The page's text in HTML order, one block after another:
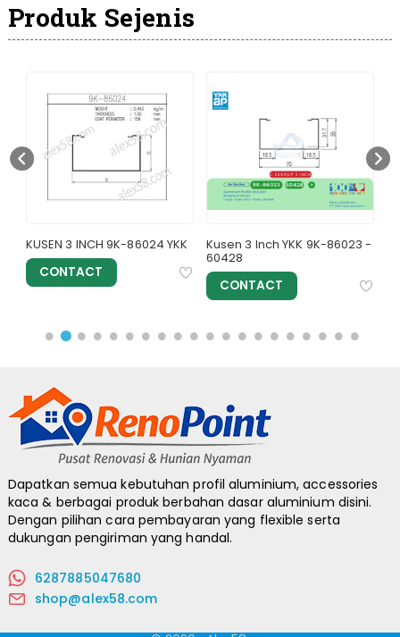
Produk Sejenis
KUSEN 3 INCH 9K-86024 YKK
CONTACT
Kusen 3 Inch YKK 9K-86023 -
60428
CONTACT
Dapatkan semua kebutuhan profil aluminium, accessories
kaca & berbagai produk berbahan dasar aluminium disini.
Dengan pilihan cara pembayaran yang flexible serta
dukungan pengiriman yang handal.
6287885047680
shop@alex58.com